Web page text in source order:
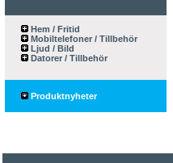
Hem / Fritid
Mobiltelefoner / Tillbehör
Ljud / Bild
Datorer / Tillbehör
Produktnyheter